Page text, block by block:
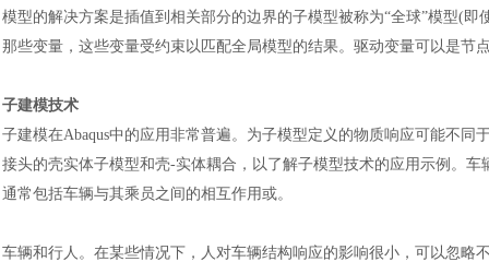
模型的解决方案是插值到相关部分的边界的子模型被称为“全球”模型(即
那些变量，这些变量受约束以匹配全局模型的结果。驱动变量可以是节
子建模技术
子建模在Abaqus中的应用非常普遍。为子模型定义的物质响应可能不
接头的壳实体子模型和壳-实体耦合，以了解子模型技术的应用示例。
通常包括车辆与其乘员之间的相互作用或。
车辆和行人。在某些情况下，人对车辆结构响应的影响很小，可以忽